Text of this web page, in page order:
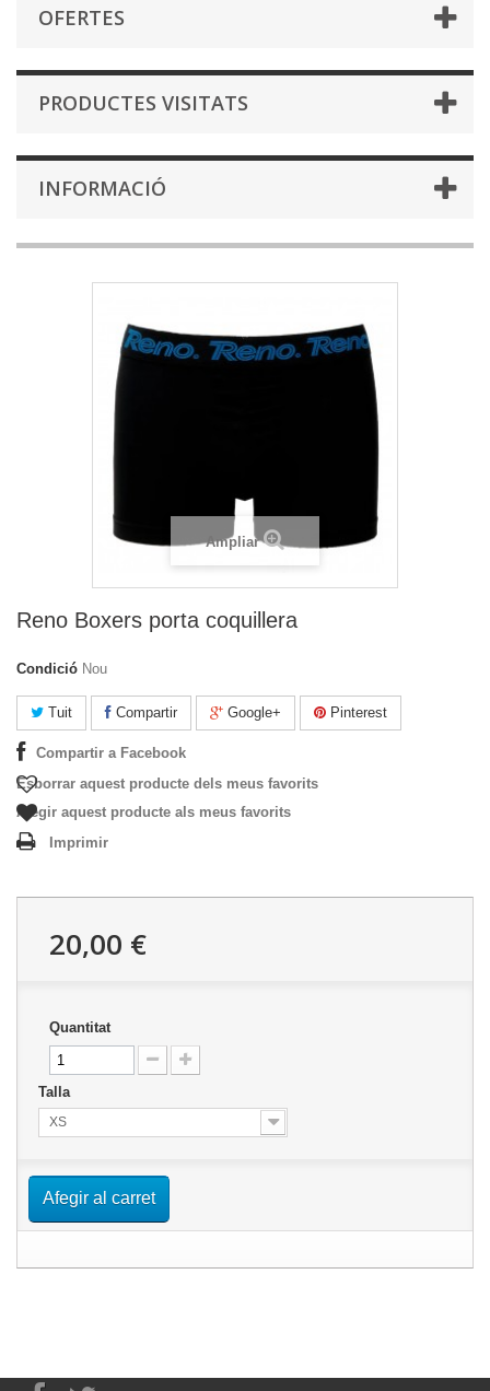
OFERTES
PRODUCTES VISITATS
INFORMACIÓ
Ampliar
Reno Boxers porta coquillera
Condició Nou
Tuit Compartir Google+ Pinterest
Compartir a Facebook
Esborrar aquest producte dels meus favorits
Afegir aquest producte als meus favorits
Imprimir
20,00 €
Quantitat
Talla
XS
Afegir al carret